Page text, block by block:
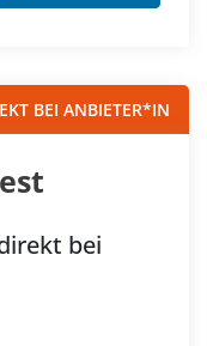
BEI ANBIETER*IN
bei